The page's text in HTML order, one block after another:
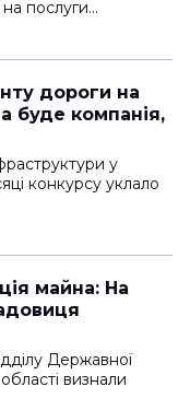
на послуги…
дороги на
буде компанія,
у
конкурсу уклало
майна: На
Державної
визнали